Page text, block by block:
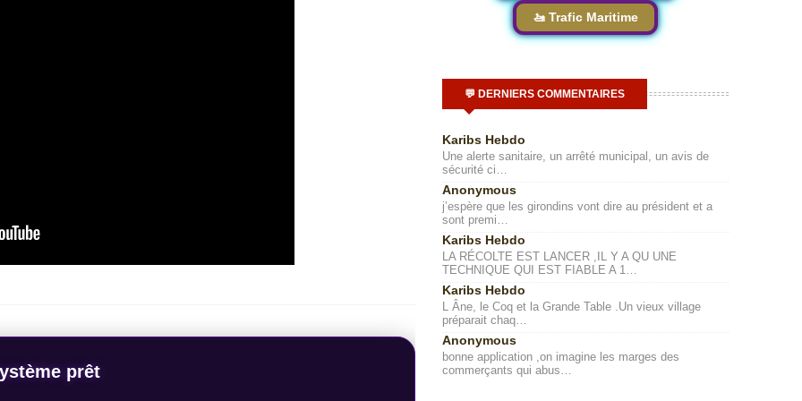
prêt
🚤 Trafic Maritime
💬 DERNIERS COMMENTAIRES
Karibs Hebdo
Une alerte sanitaire, un arrêté municipal, un avis de
sécurité ci…
Anonymous
j’espère que les girondins vont dire au président et a
sont premi…
Karibs Hebdo
LA RÉCOLTE EST LANCER ,IL Y A QU UNE
TECHNIQUE QUI EST FIABLE A 1…
Karibs Hebdo
L Âne, le Coq et la Grande Table .Un vieux village
préparait chaq…
Anonymous
bonne application ,on imagine les marges des
commerçants qui abus…